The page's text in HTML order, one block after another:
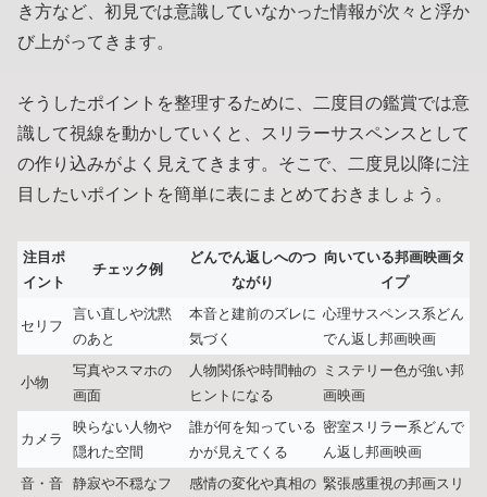
き方など、初見では意識していなかった情報が次々と浮か
び上がってきます。
そうしたポイントを整理するために、二度目の鑑賞では意
識して視線を動かしていくと、スリラーサスペンスとして
の作り込みがよく見えてきます。そこで、二度見以降に注
目したいポイントを簡単に表にまとめておきましょう。
注目ポ
イント
チェック例
どんでん返しへのつ
ながり
向いている邦画映画タ
イプ
セリフ
言い直しや沈黙
のあと
本音と建前のズレに
気づく
心理サスペンス系どん
でん返し邦画映画
小物
写真やスマホの
画面
人物関係や時間軸の
ヒントになる
ミステリー色が強い邦
画映画
カメラ
映らない人物や
隠れた空間
誰が何を知っている
かが見えてくる
密室スリラー系どんで
ん返し邦画映画
音・音 静寂や不穏なフ
感情の変化や真相の 緊張感重視の邦画スリ